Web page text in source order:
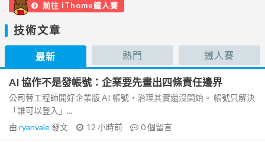
前往 iThome鐵人賽
技術文章
最新 熱門 鐵人賽
AI 協作不是發帳號：企業要先畫出四條責任邊界
公司替工程師開好企業版 AI 帳號，治理其實還沒開始。 帳號只解決
「誰可以登入」...
由 ryanvale發文 12 小時前 0個留言